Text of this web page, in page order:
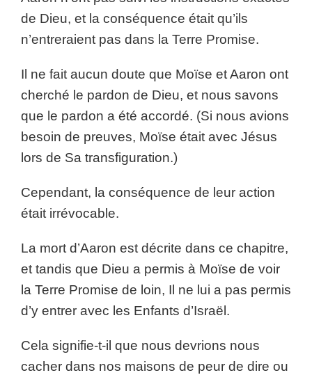
de Dieu, et la conséquence était qu’ils
n’entreraient pas dans la Terre Promise.
Il ne fait aucun doute que Moïse et Aaron ont
cherché le pardon de Dieu, et nous savons
que le pardon a été accordé. (Si nous avions
besoin de preuves, Moïse était avec Jésus
lors de Sa transfiguration.)
Cependant, la conséquence de leur action
était irrévocable.
La mort d’Aaron est décrite dans ce chapitre,
et tandis que Dieu a permis à Moïse de voir
la Terre Promise de loin, Il ne lui a pas permis
d’y entrer avec les Enfants d’Israël.
Cela signifie-t-il que nous devrions nous
cacher dans nos maisons de peur de dire ou